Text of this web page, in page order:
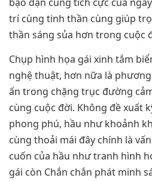
trí cùng tinh thần cùng giúp
thần sáng sủa hơn trong cuộc
Chụp hình họa gái xinh tắm
nghệ thuật, hơn nữa là
ấn trong chặng trục đường
cùng cuộc đời. Không đề xuất
phong phú, hầu như khoảnh
cùng thoải mái đây chính là
cuốn của hầu như tranh hình
gái còn Chắn chắn phát minh